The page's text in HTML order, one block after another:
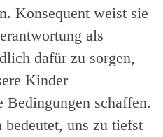
Konsequent weist sie
als
dafür zu sorgen,
Kinder
Bedingungen schaffen.
bedeutet, uns zu tiefst